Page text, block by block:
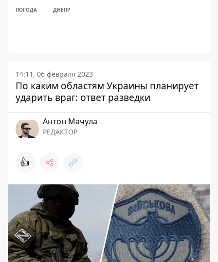
ПОГОДА ДНЕПР
14:11, 06 февраля 2023
По каким областям Украины планирует
ударить враг: ответ разведки
Антон Мачула
РЕДАКТОР
👍